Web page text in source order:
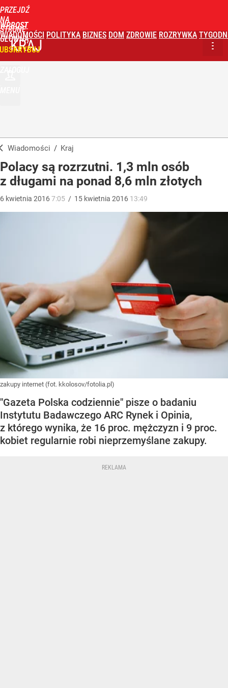
PRZEJDŹ
NA
STRONĘ
GŁÓWNĄ
WPROST
WIADOMOŚCI POLITYKA BIZNES DOM ZDROWIE ROZRYWKA
KRAJ
Wiadomości / Kraj
Polacy są rozrzutni. 1,3 mln osób
z długami na ponad 8,6 mln złotych
6 kwietnia 20167:05 / 15 kwietnia 2016 13:49
zakupy internet (fot. kkolosov/fotolia.pl)
"Gazeta Polska codziennie" pisze o badaniu
Instytutu Badawczego ARC Rynek i Opinia,
z którego wynika, że 16 proc. mężczyzn i 9 proc.
kobiet regularnie robi nieprzemyślane zakupy.